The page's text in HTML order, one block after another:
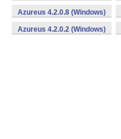
Azureus 4.2.0.8 (Windows)
Azureus 4.2.0.2 (Windows)